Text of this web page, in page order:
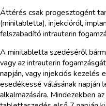
Áttérés csak progesztogént
(minitabletta), injekcióról,
felszabadító intrauterin
A minitabletta szedéséről
vagy az intrauterin
napján, vagy injekciós kezelés
esedékessé válásának napján
alkalmazására. Mindezekben